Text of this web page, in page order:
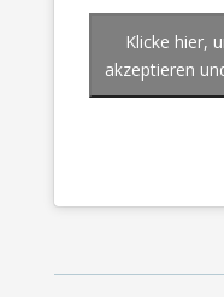
Klicke hier,
akzeptieren